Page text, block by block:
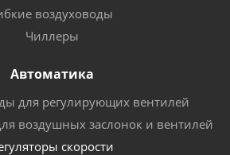
воздуховоды
Чиллеры
Автоматика
для регулирующих вентилей
воздушных заслонок и вентилей
скорости